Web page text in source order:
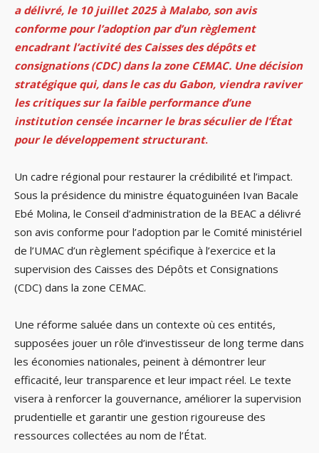
a délivré, le 10 juillet 2025 à Malabo, son avis
conforme pour l’adoption par d’un règlement
encadrant l’activité des Caisses des dépôts et
consignations (CDC) dans la zone CEMAC. Une décision
stratégique qui, dans le cas du Gabon, viendra raviver
les critiques sur la faible performance d’une
institution censée incarner le bras séculier de l’État
pour le développement structurant.
Un cadre régional pour restaurer la crédibilité et l’impact.
Sous la présidence du ministre équatoguinéen Ivan Bacale
Ebé Molina, le Conseil d’administration de la BEAC a délivré
son avis conforme pour l’adoption par le Comité ministériel
de l’UMAC d’un règlement spécifique à l’exercice et la
supervision des Caisses des Dépôts et Consignations
(CDC) dans la zone CEMAC.
Une réforme saluée dans un contexte où ces entités,
supposées jouer un rôle d’investisseur de long terme dans
les économies nationales, peinent à démontrer leur
efficacité, leur transparence et leur impact réel. Le texte
visera à renforcer la gouvernance, améliorer la supervision
prudentielle et garantir une gestion rigoureuse des
ressources collectées au nom de l’État.